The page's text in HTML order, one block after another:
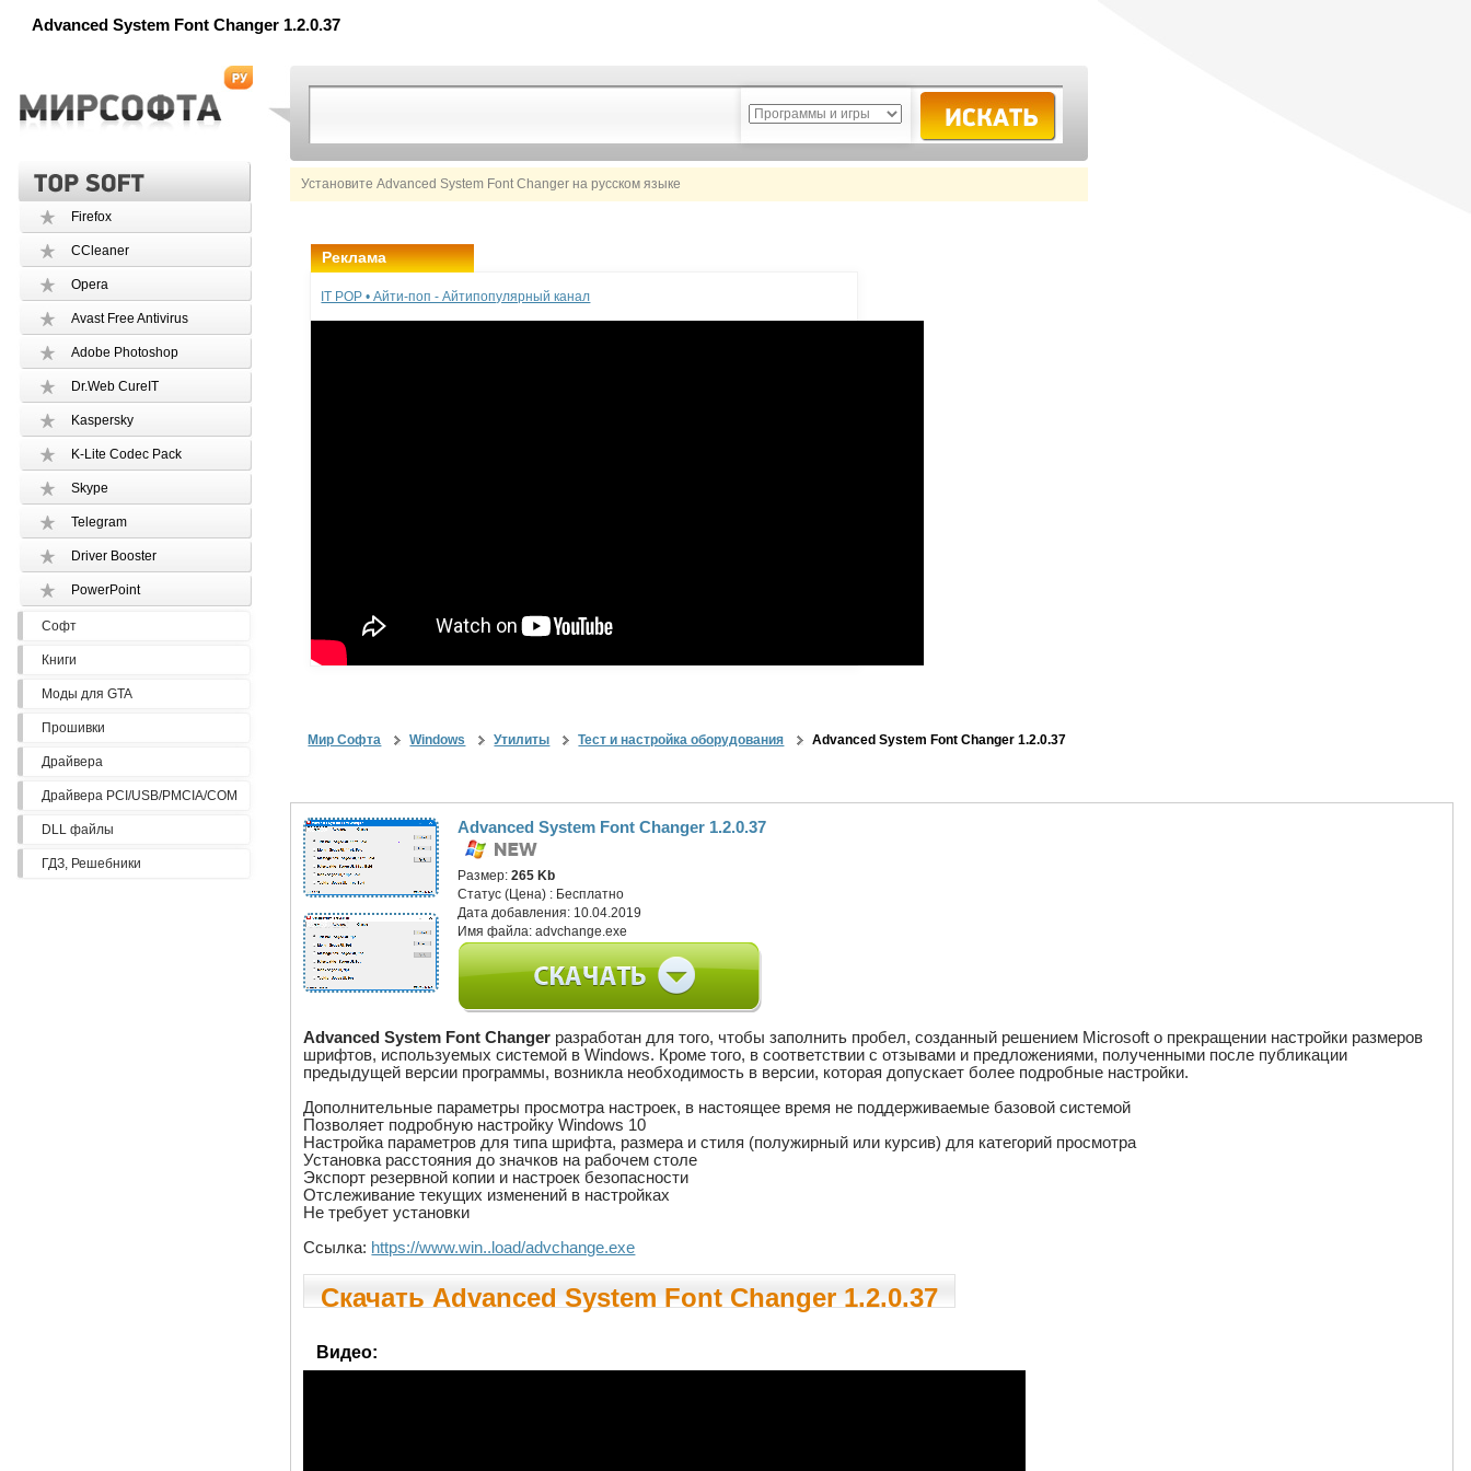
Advanced System Font Changer 1.2.0.37
Установите Advanced System Font Changer на русском языке
Firefox
CCleaner
Opera
Avast Free Antivirus
Adobe Photoshop
Dr.Web CureIT
Kaspersky
K-Lite Codec Pack
Skype
Telegram
Driver Booster
PowerPoint
Софт
Книги
Моды для GTA
Прошивки
Драйвера
Драйвера PCI/USB/PMCIA/COM
DLL файлы
ГДЗ, Решебники
Реклама
IT POP • Айти-поп - Айтипопулярный канал
Мир Софта Windows Утилиты Тест и настройка оборудования Advanced System Font Changer 1.2.0.37
Advanced System Font Changer 1.2.0.37
Размер:265 Kb
Статус (Цена) : Бесплатно
Дата добавления: 10.04.2019
Имя файла:advchange.exe
Advanced System Font Changer разработан для того, чтобы заполнить пробел, созданный решением Microsoft о прекращении настройки размеров
шрифтов, используемых системой в Windows. Кроме того, в соответствии с отзывами и предложениями, полученными после публикации
предыдущей версии программы, возникла необходимость в версии, которая допускает более подробные настройки.
Дополнительные параметры просмотра настроек, в настоящее время не поддерживаемые базовой системой
Позволяет подробную настройку Windows 10
Настройка параметров для типа шрифта, размера и стиля (полужирный или курсив) для категорий просмотра
Установка расстояния до значков на рабочем столе
Экспорт резервной копии и настроек безопасности
Отслеживание текущих изменений в настройках
Не требует установки
Ссылка: https://www.win..load/advchange.exe
Скачать Advanced System Font Changer 1.2.0.37
Видео: